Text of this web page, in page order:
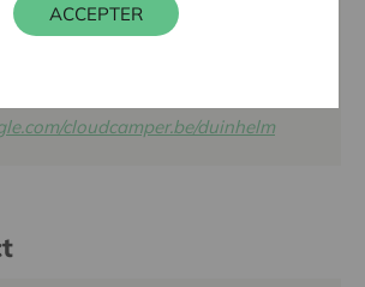
24, 8400 OOSTENDE
cloudcamper.be/duinhelm
ACCEPTER